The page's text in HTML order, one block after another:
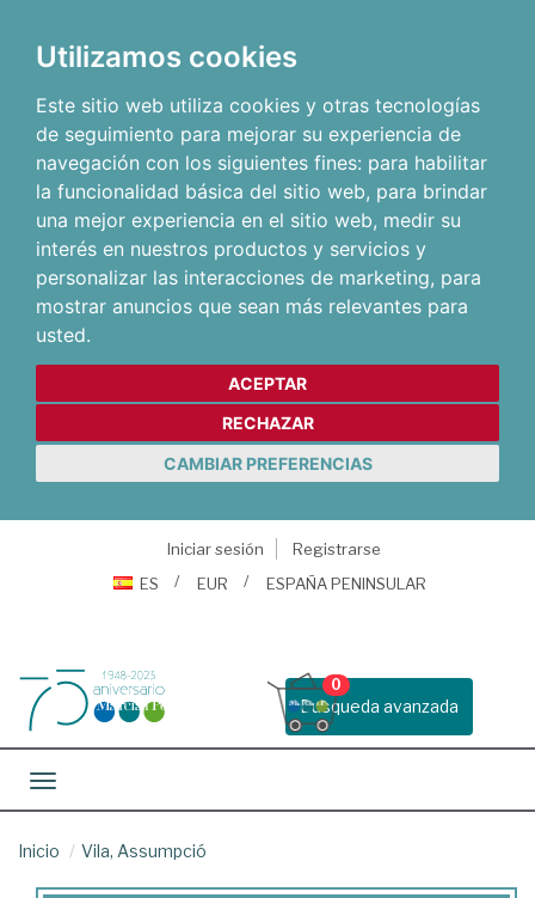
Utilizamos cookies
Este sitio web utiliza cookies y otras tecnologías
de seguimiento para mejorar su experiencia de
navegación con los siguientes fines: para habilitar
la funcionalidad básica del sitio web, para brindar
una mejor experiencia en el sitio web, medir su
interés en nuestros productos y servicios y
personalizar las interacciones de marketing, para
mostrar anuncios que sean más relevantes para
usted.
ACEPTAR
RECHAZAR
CAMBIAR PREFERENCIAS
Iniciar sesión
Registrarse
ES
EUR ESPAÑA PENINSULAR
Busqueda avanzada
0
Toggle navigation
Inicio Vila, Assumpció